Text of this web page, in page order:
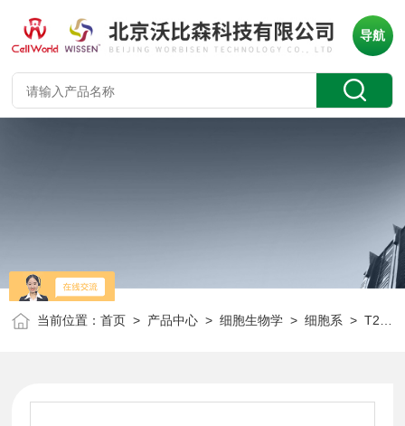
导航
当前位置：首页 > 产品中心 >细胞生物学 >细胞系 > T25/瓶非洲绿猴肾细胞 CV-1 Part of the Wistar Special Collection